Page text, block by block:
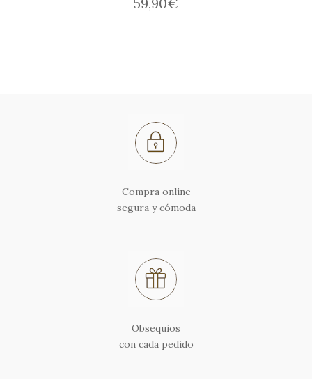
Compra online
segura y cómoda
Obsequios
con cada pedido